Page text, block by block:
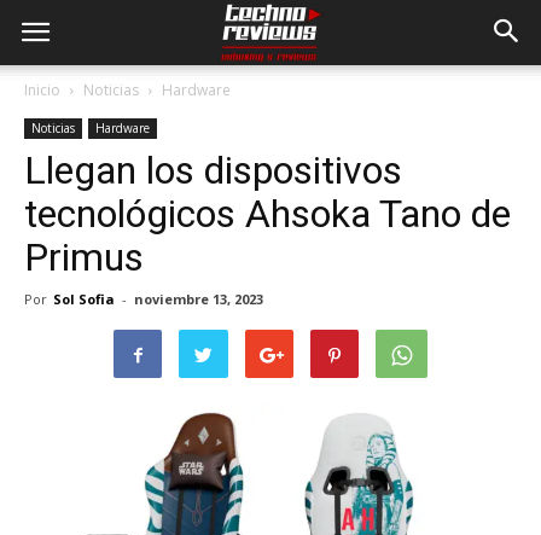
Inicio Noticias Hardware
Noticias Hardware
Llegan los dispositivos
tecnológicos Ahsoka Tano de
Primus
Por Sol Sofia - noviembre 13, 2023